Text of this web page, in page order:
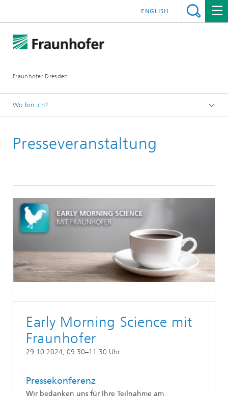
Fraunhofer Dresden
ENGLISH
Wo bin ich?
Presseveranstaltung
Early Morning Science mit
Fraunhofer
29.10.2024, 09:30–11.30 Uhr
Pressekonferenz
Wir bedanken uns für Ihre Teilnahme am